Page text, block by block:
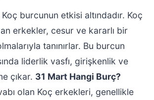
burcunun etkisi altındadır. Koç
erkekler, cesur ve kararlı bir
tanınırlar. Bu burcun
liderlik vasfı, girişkenlik ve
çıkar. 31 Mart Hangi Burç?
olan Koç erkekleri, genellikle